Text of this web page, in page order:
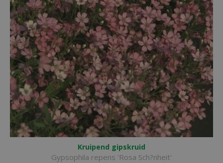
Kruipend gipskruid
Gypsophila repens 'Rosa Sch?nheit'